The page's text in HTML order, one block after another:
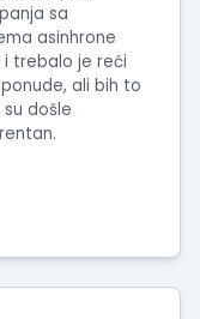
sa
asinhrone
trebalo je reći
ali bih to
došle